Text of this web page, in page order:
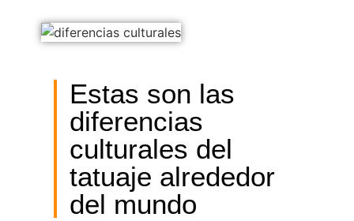
Estas son las
diferencias
culturales del
tatuaje alrededor
del mundo